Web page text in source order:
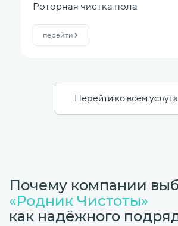
Роторная чистка пола
перейти
Перейти ко всем
Почему компании
«Родник Чистоты»
как надёжного